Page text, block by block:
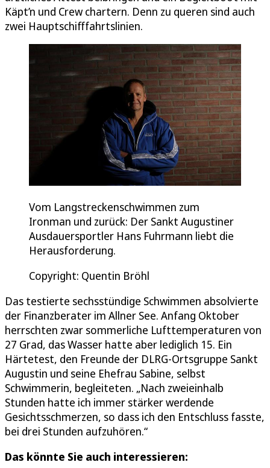
Käpt’n und Crew chartern. Denn zu queren sind auch
zwei Hauptschifffahrtslinien.
Vom Langstreckenschwimmen zum
Ironman und zurück: Der Sankt Augustiner
Ausdauersportler Hans Fuhrmann liebt die
Herausforderung.
Copyright: Quentin Bröhl
Das testierte sechsstündige Schwimmen absolvierte
der Finanzberater im Allner See. Anfang Oktober
herrschten zwar sommerliche Lufttemperaturen von
27 Grad, das Wasser hatte aber lediglich 15. Ein
Härtetest, den Freunde der DLRG-Ortsgruppe Sankt
Augustin und seine Ehefrau Sabine, selbst
Schwimmerin, begleiteten. „Nach zweieinhalb
Stunden hatte ich immer stärker werdende
Gesichtsschmerzen, so dass ich den Entschluss fasste,
bei drei Stunden aufzuhören.“
Das könnte Sie auch interessieren: